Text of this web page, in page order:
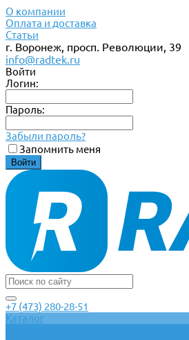
О компании
Оплата и доставка
Статьи
г. Воронеж, просп. Революции, 39
info@radtek.ru
Войти
Логин:
Пароль:
Забыли пароль?
Запомнить меня
+7 (473) 280-28-51
Каталог